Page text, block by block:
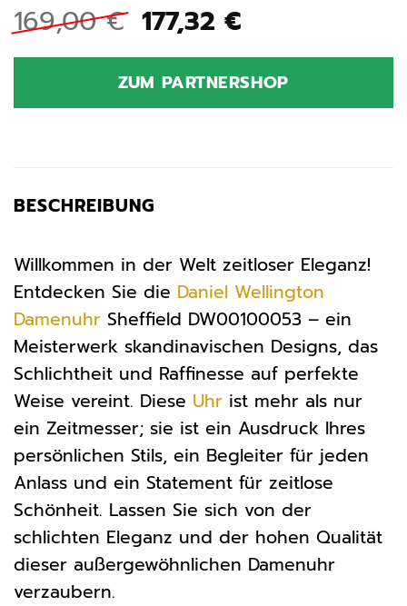
169,00€ Ursprünglicher
Preis
war:
169,00 €
177,32 €Aktueller
ist:
177,32 €.
ZUM PARTNERSHOP
BESCHREIBUNG
Willkommen in der Welt zeitloser Eleganz!
Entdecken Sie die Daniel Wellington
Damenuhr Sheffield DW00100053 – ein
Meisterwerk skandinavischen Designs, das
Schlichtheit und Raffinesse auf perfekte
Weise vereint. Diese Uhr ist mehr als nur
ein Zeitmesser; sie ist ein Ausdruck Ihres
persönlichen Stils, ein Begleiter für jeden
Anlass und ein Statement für zeitlose
Schönheit. Lassen Sie sich von der
schlichten Eleganz und der hohen Qualität
dieser außergewöhnlichen Damenuhr
verzaubern.